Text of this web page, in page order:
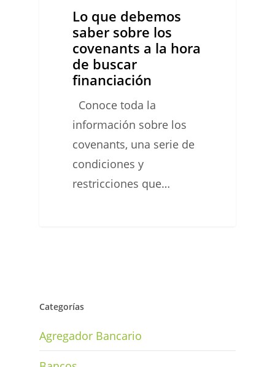
buscar
financiación
Lo que debemos
saber sobre los
covenants a la hora
de buscar
financiación
Conoce toda la
información sobre los
covenants, una serie de
condiciones y
restricciones que…
Categorías
Agregador Bancario